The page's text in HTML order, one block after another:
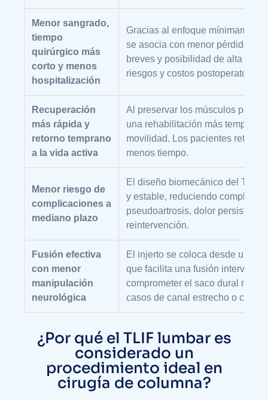
Menor sangrado,
tiempo
quirúrgico más
corto y menos
hospitalización
Gracias al enfoque
se asocia con menor pérdida
breves y posibilidad de alta en
riesgos y costos postoperatorios.
Recuperación
más rápida y
retorno temprano
a la vida activa
Al preservar los músculos
una rehabilitación más
movilidad. Los pacientes
menos tiempo.
Menor riesgo de
complicaciones a
mediano plazo
El diseño biomecánico del TLIF
y estable, reduciendo
pseudoartrosis, dolor persistente
reintervención.
Fusión efectiva
con menor
manipulación
neurológica
El injerto se coloca desde un
que facilita una fusión
comprometer el saco dural ni
casos de canal estrecho o
¿Por qué el TLIF lumbar es
considerado un
procedimiento ideal en
cirugía de columna?